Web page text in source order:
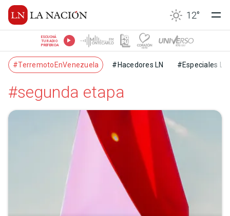
12°
ESCUCHÁ
TU RADIO
PREFERIDA
#TerremotoEnVenezuela #Hacedores LN #Especiales LN
#segunda etapa